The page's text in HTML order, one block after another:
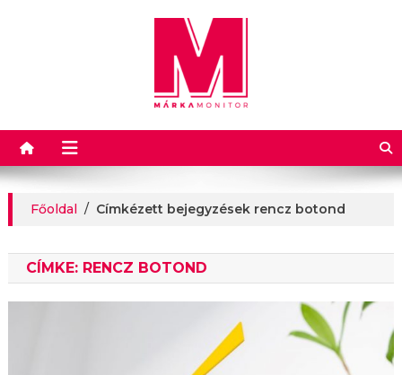
Márkamonitor
Főoldal / Címkézett bejegyzések rencz botond
CÍMKE: RENCZ BOTOND